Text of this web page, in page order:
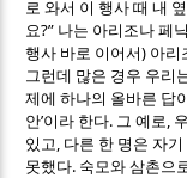
로 와서 이 행사 때 내
요?” 나는 아리조나 페
행사 바로 이어서) 아리
그런데 많은 경우 우리
제에 하나의 올바른 답
안’이라 한다. 그 예로 ,
있고 , 다른 한 명은 자
못했다. 숙모와 삼촌으